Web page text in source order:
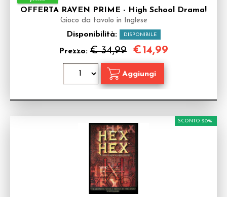
OFFERTA RAVEN PRIME - High School Drama!
Gioco da tavolo in Inglese
Disponibilità: DISPONIBILE
Prezzo: € 34,99 €14,99
SCONTO 20%